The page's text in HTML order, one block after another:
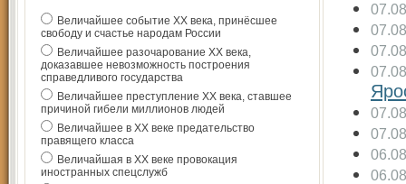
Величайшее событие ХХ века, принёсшее
свободу и счастье народам России
Величайшее разочарование ХХ века,
доказавшее невозможность построения
справедливого государства
Величайшее преступление ХХ века, ставшее
причиной гибели миллионов людей
Величайшее в ХХ веке предательство
правящего класса
Величайшая в ХХ веке провокация
иностранных спецслужб